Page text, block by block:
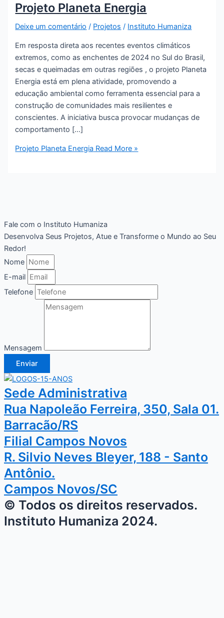
Projeto Planeta Energia
Deixe um comentário / Projetos / Instituto Humaniza
Em resposta direta aos recentes eventos climáticos
extremos, como as enchentes de 2024 no Sul do Brasil,
secas e queimadas em outras regiões , o projeto Planeta
Energia está em plena atividade, promovendo a
educação ambiental como ferramenta essencial para a
construção de comunidades mais resilientes e
conscientes. A iniciativa busca provocar mudanças de
comportamento […]
Projeto Planeta Energia Read More »
Fale com o Instituto Humaniza
Desenvolva Seus Projetos, Atue e Transforme o Mundo ao Seu
Redor!
Nome
E-mail
Telefone
Mensagem
Enviar
Sede Administrativa
Rua Napoleão Ferreira, 350, Sala 01.
Barracão/RS
Filial Campos Novos
R. Silvio Neves Bleyer, 188 - Santo
Antônio.
Campos Novos/SC
© Todos os direitos reservados.
Instituto Humaniza 2024.